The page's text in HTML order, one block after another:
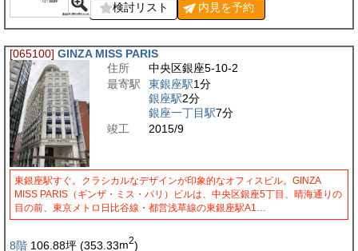
検討リスト 内見を予約
[065100] GINZA MISS PARIS
住所
中央区銀座5-10-2
最寄駅
東銀座駅1分
銀座駅2分
銀座一丁目駅7分
竣工
2015/9
東銀座駅すぐ。クラシカルなデザインが印象的なオフィスビル。GINZA
MISS PARIS（ギンザ・ミス・パリ）ビルは、中央区銀座5丁目、晴海通りの
目の前、東京メトロ日比谷線・都営浅草線の東銀座駅A1…
8階 106.88坪 (353.33m2)